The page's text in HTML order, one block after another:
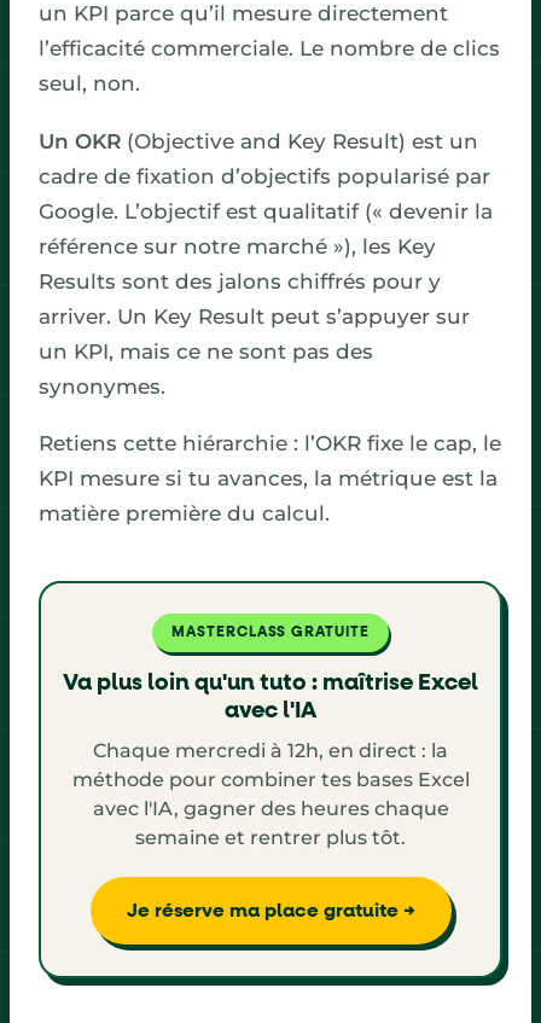
un KPI parce qu’il mesure directement
l’efficacité commerciale. Le nombre de clics
seul, non.
Un OKR (Objective and Key Result) est un
cadre de fixation d’objectifs popularisé par
Google. L’objectif est qualitatif (« devenir la
référence sur notre marché »), les Key
Results sont des jalons chiffrés pour y
arriver. Un Key Result peut s’appuyer sur
un KPI, mais ce ne sont pas des
synonymes.
Retiens cette hiérarchie : l’OKR fixe le cap, le
KPI mesure si tu avances, la métrique est la
matière première du calcul.
MASTERCLASS GRATUITE
Va plus loin qu'un tuto : maîtrise Excel
avec l'IA
Chaque mercredi à 12h, en direct : la
méthode pour combiner tes bases Excel
avec l'IA, gagner des heures chaque
semaine et rentrer plus tôt.
Je réserve ma place gratuite →